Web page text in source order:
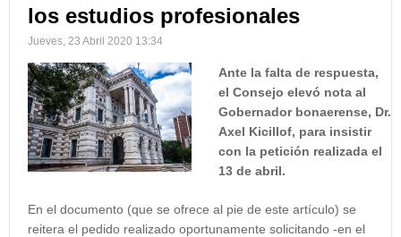
los estudios profesionales
Jueves, 23 Abril 2020 13:34
Ante la falta de respuesta,
el Consejo elevó nota al
Gobernador bonaerense, Dr.
Axel Kicillof, para insistir
con la petición realizada el
13 de abril.
En el documento (que se ofrece al pie de este artículo) se
reitera el pedido realizado oportunamente solicitando -en el